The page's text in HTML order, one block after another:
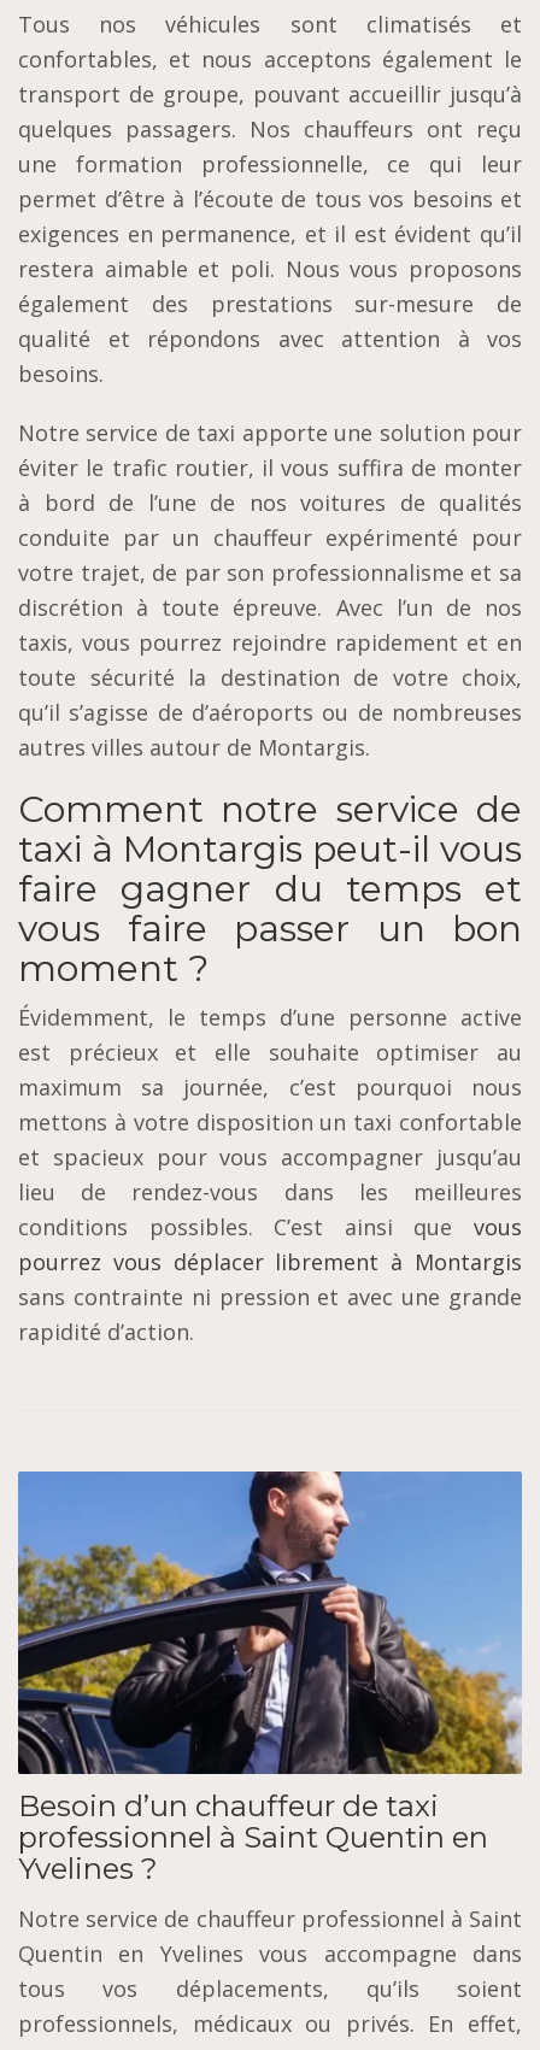
Tous nos véhicules sont climatisés et
confortables, et nous acceptons également le
transport de groupe, pouvant accueillir jusqu’à
quelques passagers. Nos chauffeurs ont reçu
une formation professionnelle, ce qui leur
permet d’être à l’écoute de tous vos besoins et
exigences en permanence, et il est évident qu’il
restera aimable et poli. Nous vous proposons
également des prestations sur-mesure de
qualité et répondons avec attention à vos
besoins.
Notre service de taxi apporte une solution pour
éviter le trafic routier, il vous suffira de monter
à bord de l’une de nos voitures de qualités
conduite par un chauffeur expérimenté pour
votre trajet, de par son professionnalisme et sa
discrétion à toute épreuve. Avec l’un de nos
taxis, vous pourrez rejoindre rapidement et en
toute sécurité la destination de votre choix,
qu’il s’agisse de d’aéroports ou de nombreuses
autres villes autour de Montargis.
Comment notre service de
taxi à Montargis peut-il vous
faire gagner du temps et
vous faire passer un bon
moment ?
Évidemment, le temps d’une personne active
est précieux et elle souhaite optimiser au
maximum sa journée, c’est pourquoi nous
mettons à votre disposition un taxi confortable
et spacieux pour vous accompagner jusqu’au
lieu de rendez-vous dans les meilleures
conditions possibles. C’est ainsi que vous
pourrez vous déplacer librement à Montargis
sans contrainte ni pression et avec une grande
rapidité d’action.
Besoin d’un chauffeur de taxi
professionnel à Saint Quentin en
Yvelines ?
Notre service de chauffeur professionnel à Saint
Quentin en Yvelines vous accompagne dans
tous vos déplacements, qu’ils soient
professionnels, médicaux ou privés. En effet,